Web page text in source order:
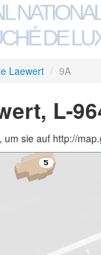
DE
Laewert / 9A
L-
um sie auf http://